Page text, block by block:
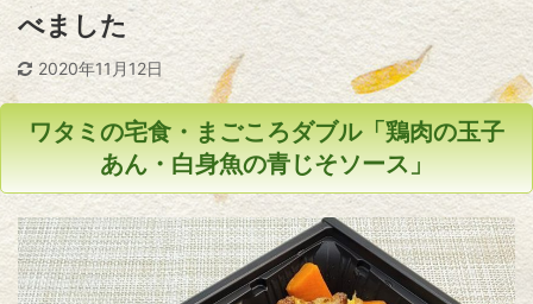
べました
2020年11月12日
ワタミの宅食・まごころダブル「鶏肉の玉子
あん・白身魚の青じそソース」